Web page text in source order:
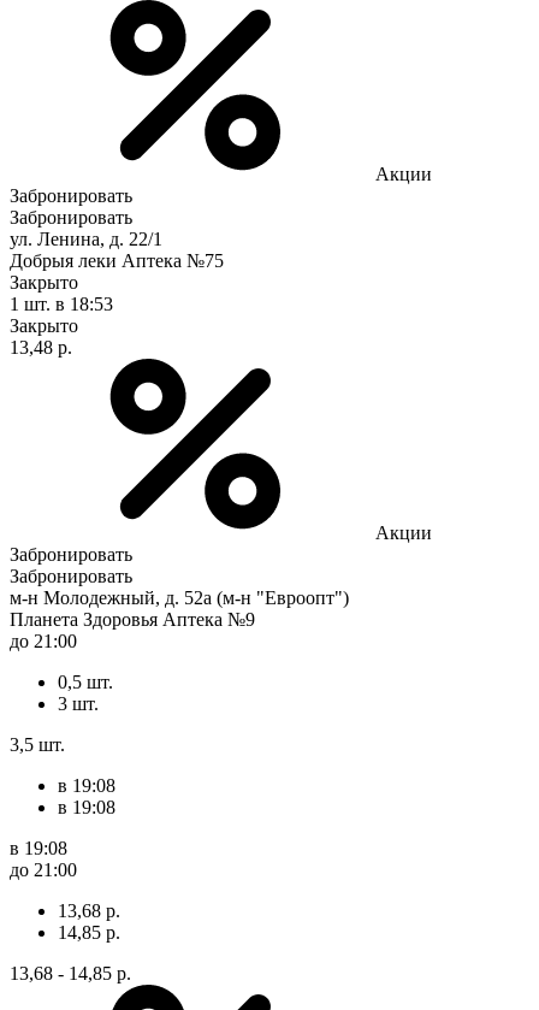
Акции
Забронировать
Забронировать
ул. Ленина, д. 22/1
Добрыя леки Аптека №75
Закрыто
1 шт. в 18:53
Закрыто
13,48 р.
Акции
Забронировать
Забронировать
м-н Молодежный, д. 52а (м-н "Евроопт")
Планета Здоровья Аптека №9
до 21:00
0,5 шт.
3 шт.
3,5 шт.
в 19:08
в 19:08
в 19:08
до 21:00
13,68 р.
14,85 р.
13,68 - 14,85 р.